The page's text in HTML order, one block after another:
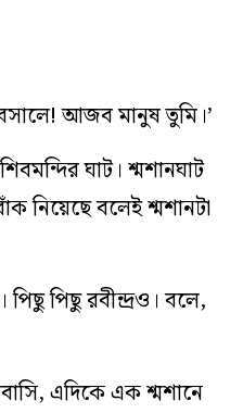
আজব মানুষ তুমি।’
ঘাট। শ্মশানঘাট
নিয়েছে বলেই শ্মশানটা
পিছু রবীন্দ্রও। বলে,
এদিকে এক শ্মশানে